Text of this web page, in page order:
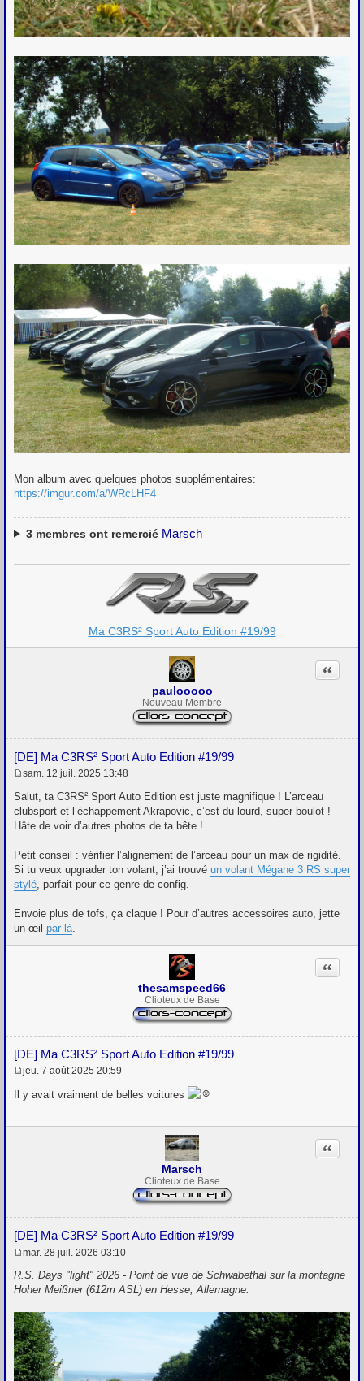
Mon album avec quelques photos supplémentaires:
https://imgur.com/a/WRcLHF4
3membres ont remercié Marsch
Ma C3RS² Sport Auto Edition #19/99
paulooooo
Nouveau Membre
[DE] Ma C3RS² Sport Auto Edition #19/99
Citation
e
s
a
e
sam. 12 juil. 2025 13:48
Salut, ta C3RS² Sport Auto Edition est juste magnifique ! L’arceau
clubsport et l’échappement Akrapovic, c’est du lourd, super boulot !
Hâte de voir d’autres photos de ta bête !
Petit conseil : vérifier l’alignement de l’arceau pour un max de rigidité.
Si tu veux upgrader ton volant, j’ai trouvé un volant Mégane 3 RS super
stylé , parfait pour ce genre de config.
Envoie plus de tofs, ça claque ! Pour d’autres accessoires auto, jette
un œil par là
thesamspeed66
Clioteux de Base
[DE] Ma C3RS² Sport Auto Edition #19/99
Citation
e
s
a
jeu. 7 août 2025 20:59
Il y avait vraiment de belles voitures
Marsch
Clioteux de Base
[DE] Ma C3RS² Sport Auto Edition #19/99
Citation
e
s
g
e
mar. 28 juil. 2026 03:10
R.S. Days "light" 2026 - Point de vue de Schwabethal sur la montagne
Hoher Meißner (612m ASL) en Hesse, Allemagne.